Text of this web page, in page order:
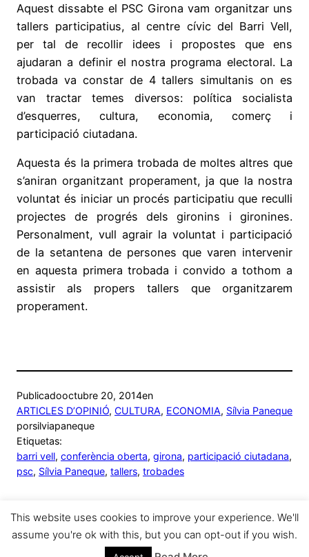
Aquest dissabte el PSC Girona vam organitzar uns
tallers participatius, al centre cívic del Barri Vell,
per tal de recollir idees i propostes que ens
ajudaran a definir el nostra programa electoral. La
trobada va constar de 4 tallers simultanis on es
van tractar temes diversos: política socialista
d’esquerres, cultura, economia, comerç i
participació ciutadana.
Aquesta és la primera trobada de moltes altres que
s’aniran organitzant properament, ja que la nostra
voluntat és iniciar un procés participatiu que reculli
projectes de progrés dels gironins i gironines.
Personalment, vull agrair la voluntat i participació
de la setantena de persones que varen intervenir
en aquesta primera trobada i convido a tothom a
assistir als propers tallers que organitzarem
properament.
Publicadooctubre 20, 2014en
ARTICLES D’OPINIÓ, CULTURA, ECONOMIA, Sílvia Paneque
porsilviapaneque
Etiquetas:
barri vell, conferència oberta, girona, participació ciutadana
psc, Sílvia Paneque, tallers, trobades
Funciona gracias a
This website uses cookies to improve your experience. We'll
assume you're ok with this, but you can opt-out if you wish.